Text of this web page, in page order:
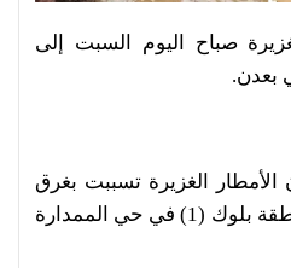
صباح اليوم السبت إلى
بعدن.
الأمطار الغزيرة تسببت بغرق
محول كهربائي رئيسي بمنطقة بلوك (1) في حي الممدارة